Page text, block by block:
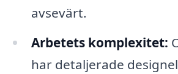
avsevärt.
Arbetets komplexitet:
har detaljerade